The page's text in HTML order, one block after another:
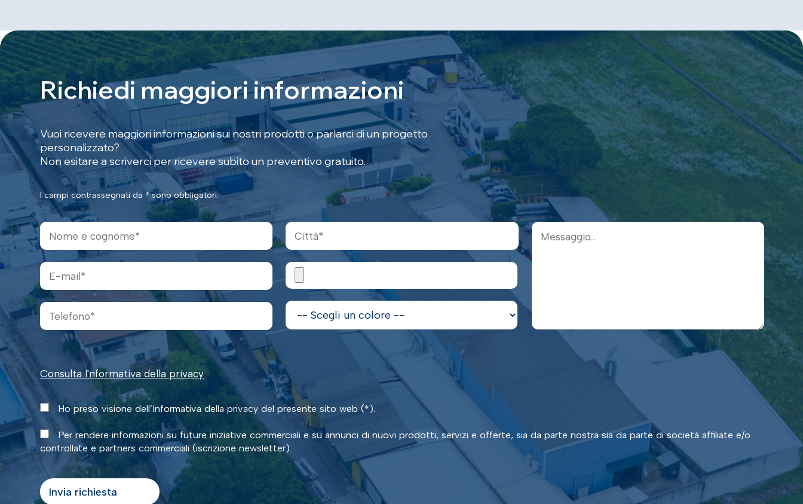
Richiedimaggioriinformazioni
Vuoi ricevere maggiori informazioni sui nostri prodotti o parlarci di un progetto
personalizzato?
Non esitare a scriverci per ricevere subito un preventivo gratuito.
I campi contrassegnati da * sono obbligatori.
Consulta l'nformativa della privacy
Ho preso visione dell’Informativa della privacy del presente sito web (*).
Per rendere informazioni su future iniziative commerciali e su annunci di nuovi prodotti, servizi e offerte, sia da parte nostra sia da parte di società affiliate e/o
controllate e partners commerciali (iscrizione newsletter).